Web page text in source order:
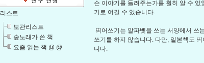
리스트
보관리스트
숲노래가 쓴 책
요즘 읽는 책 @.@
슨 이야기를 들려주는가를 훤히 알 수
기로 여길 수 있습니다.
띄어쓰기는 알파벳을 쓰는 서양에서 쓰
쓰기를 하지 않습니다. 다만, 일본책도
니다.